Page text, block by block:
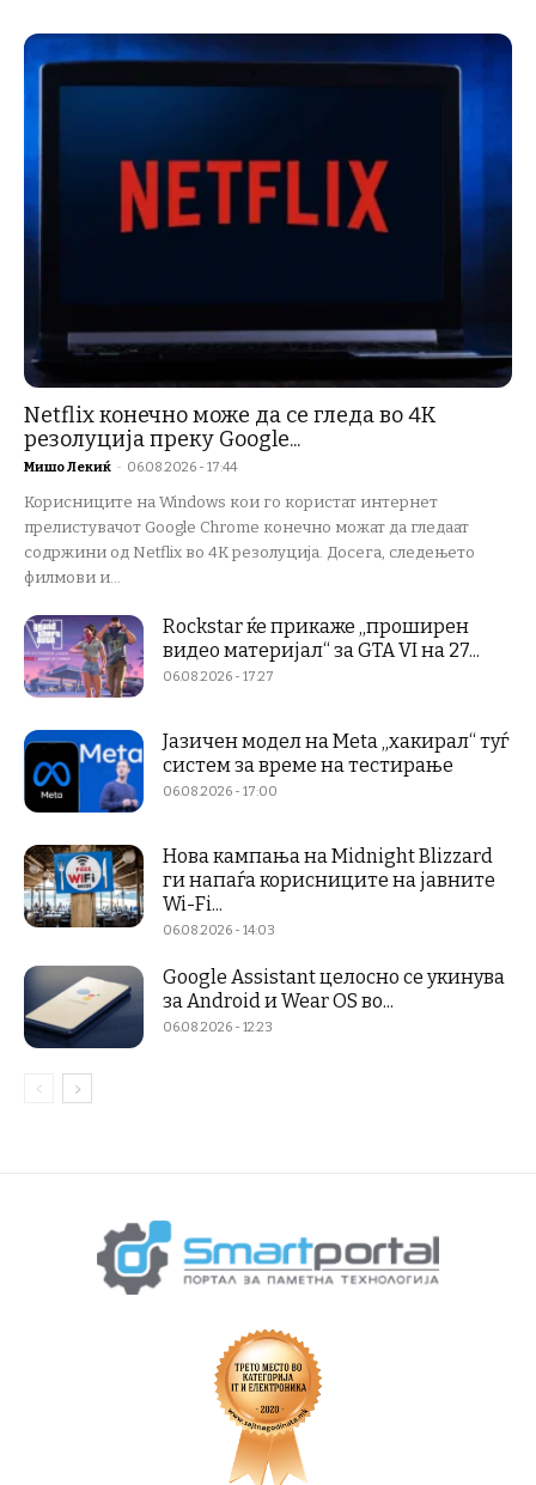
Netflix конечно може да се гледа во 4K
резолуција преку Google...
Мишо Лекиќ - 06.08.2026 - 17:44
Корисниците на Windows кои го користат интернет
прелистувачот Google Chrome конечно можат да гледаат
содржини од Netflix во 4K резолуција. Досега, следењето
филмови и...
Rockstar ќе прикаже „проширен
видео материјал“ за GTA VI на 27...
06.08.2026 - 17:27
Јазичен модел на Meta „хакирал“ туѓ
систем за време на тестирање
06.08.2026 - 17:00
Нова кампања на Midnight Blizzard
ги напаѓа корисниците на јавните
Wi-Fi...
06.08.2026 - 14:03
Google Assistant целосно се укинува
за Android и Wear OS во...
06.08.2026 - 12:23